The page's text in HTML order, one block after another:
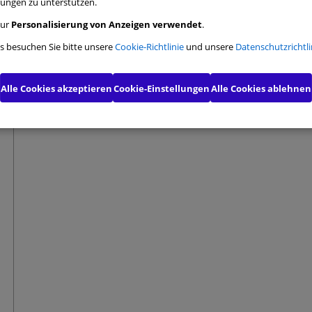
Personalisierung von Anzeigen verwendet.
besuchen Sie bitte unsereCookie-Richtlinie und unsere
Cookie-EinstellungenAlle Cookies ablehnen
Alle Cookies akzeptieren
Cookies
für Marketingzwecke